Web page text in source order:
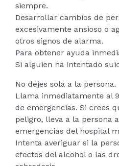
siempre.
Desarrollar cambios de
excesivamente ansioso o
otros signos de alarma.
Para obtener ayuda
Si alguien ha intentado
No dejes sola a la persona.
Llama inmediatamente al
de emergencias. Si crees
peligro, lleva a la persona
emergencias del hospital
Intenta averiguar si la
efectos del alcohol o las